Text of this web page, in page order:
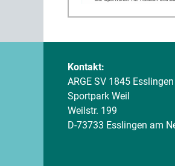
Kontakt:
ARGE SV 1845
Sportpark Weil
Weilstr. 199
D-73733 Esslingen am